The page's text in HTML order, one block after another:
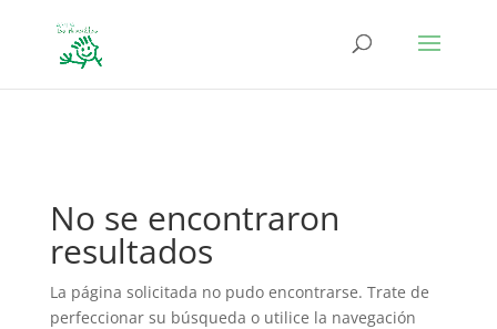
No se encontraron
resultados
La página solicitada no pudo encontrarse. Trate de
perfeccionar su búsqueda o utilice la navegación